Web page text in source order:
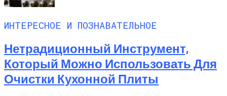
ИНТЕРЕСНОЕ И ПОЗНАВАТЕЛЬНОЕ
Нетрадиционный Инструмент,
Который Можно Использовать Для
Очистки Кухонной Плиты